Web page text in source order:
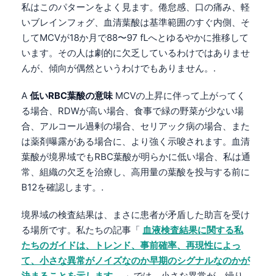
私はこのパターンをよく見ます。倦怠感、口の痛み、軽
いブレインフォグ、血清葉酸は基準範囲のすぐ内側、そ
してMCVが18か月で88〜97 fLへとゆるやかに推移して
います。その人は劇的に欠乏しているわけではありませ
んが、傾向が偶然というわけでもありません。.
A 低いRBC葉酸の意味 MCVの上昇に伴って上がってく
る場合、RDWが高い場合、食事で緑の野菜が少ない場
合、アルコール過剰の場合、セリアック病の場合、また
は薬剤曝露がある場合に、より強く示唆されます。血清
葉酸が境界域でもRBC葉酸が明らかに低い場合、私は通
常、組織の欠乏を治療し、高用量の葉酸を投与する前に
B12を確認します。.
境界域の検査結果は、まさに患者が矛盾した助言を受け
る場所です。私たちの記事「 血液検査結果に関する私
たちのガイドは、トレンド、事前確率、再現性によっ
て、小さな異常がノイズなのか早期のシグナルなのかが